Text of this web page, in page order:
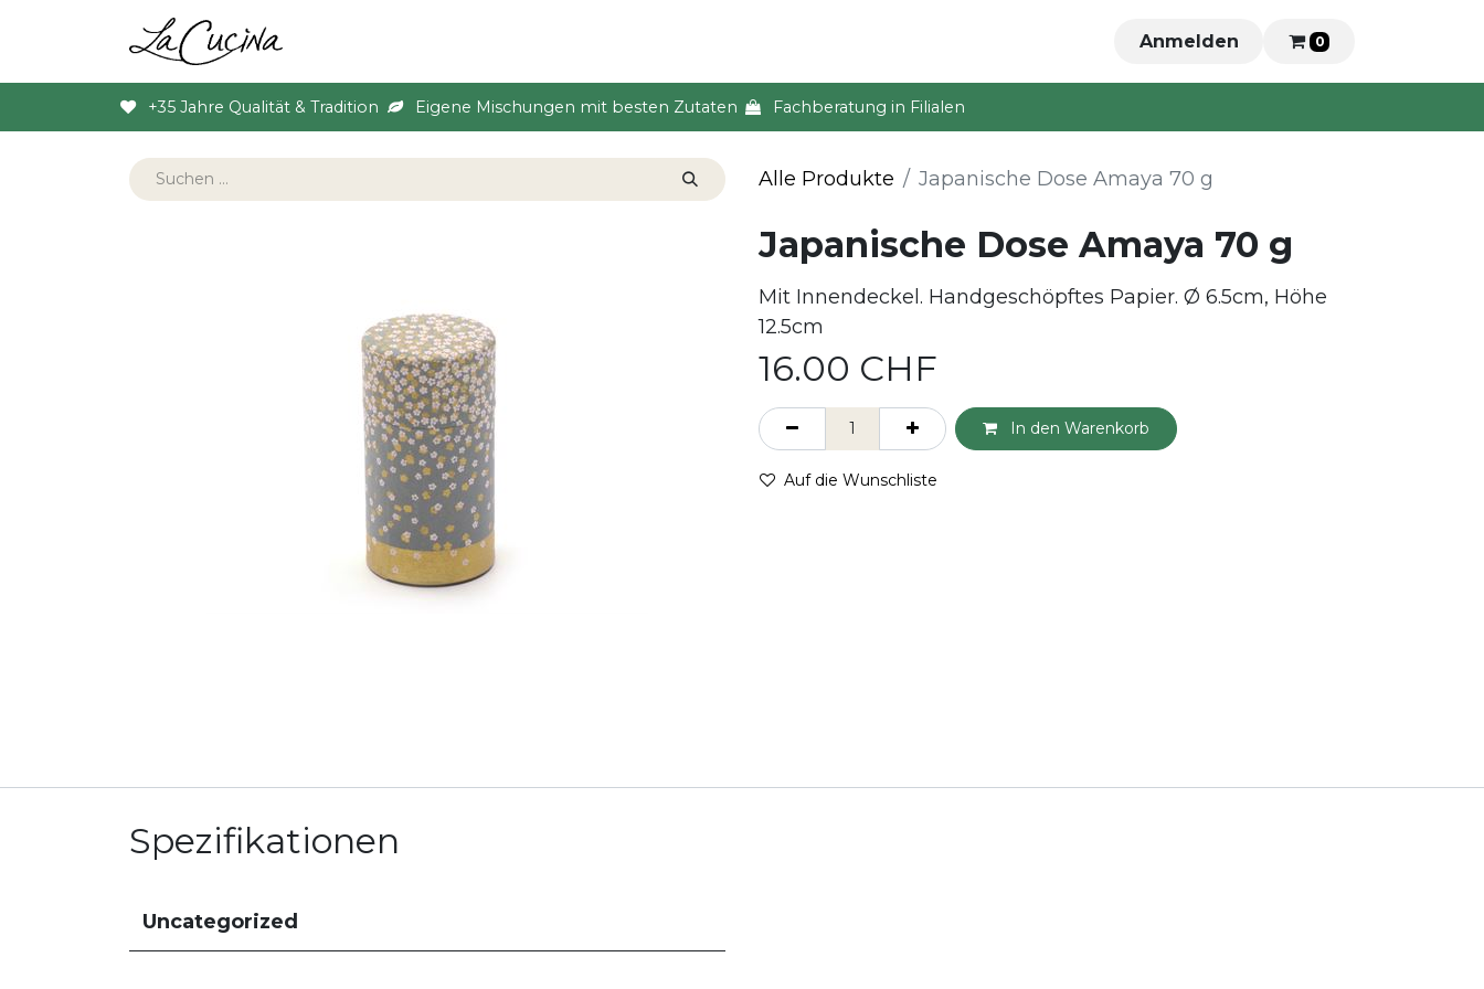
Anmelden 0
+35 Jahre Qualität & Tradition Eigene Mischungen mit besten Zutaten Fachberatung in Filialen
Alle Produkte Japanische Dose Amaya 70 g
Japanische Dose Amaya 70 g
Mit Innendeckel. Handgeschöpftes Papier. Ø 6.5cm, Höhe
12.5cm
16.00 CHF
In den Warenkorb
Auf die Wunschliste
Spezifikationen
Uncategorized